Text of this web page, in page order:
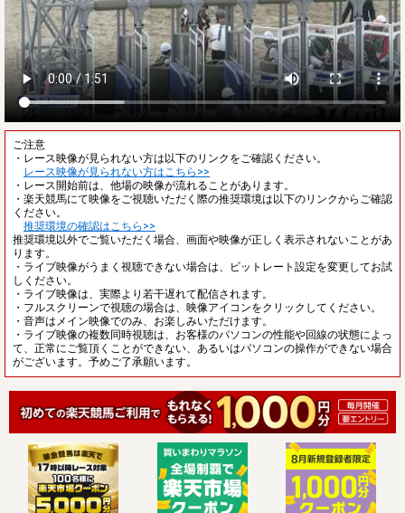
ご注意
・レース映像が見られない方は以下のリンクをご確認ください。
レース映像が見られない方はこちら>>
・レース開始前は、他場の映像が流れることがあります。
・楽天競馬にて映像をご視聴いただく際の推奨環境は以下のリンクからご確認
ください。
推奨環境の確認はこちら>>
推奨環境以外でご覧いただく場合、画面や映像が正しく表示されないことがあ
ります。
・ライブ映像がうまく視聴できない場合は、ビットレート設定を変更してお試
しください。
・ライブ映像は、実際より若干遅れて配信されます。
・フルスクリーンで視聴の場合は、映像アイコンをクリックしてください。
・音声はメイン映像でのみ、お楽しみいただけます。
・ライブ映像の複数同時視聴は、お客様のパソコンの性能や回線の状態によっ
て、正常にご覧頂くことができない、あるいはパソコンの操作ができない場合
がございます。予めご了承願います。